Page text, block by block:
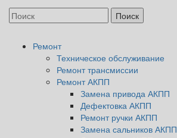
Ремонт
Техническое обслуживание
Ремонт трансмиссии
Ремонт АКПП
Замена привода АКПП
Дефектовка АКПП
Ремонт ручки АКПП
Замена сальников АКПП